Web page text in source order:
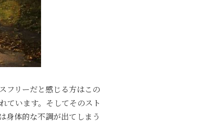
フリーだと感じる方はこの
ています。そしてそのスト
身体的な不調が出てしまう